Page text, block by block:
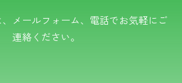
メールフォーム、電話でお気軽にご
連絡ください。
でのお問い合わせ